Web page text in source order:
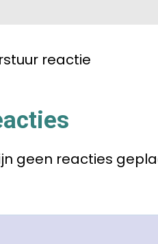
reactie
geen reacties